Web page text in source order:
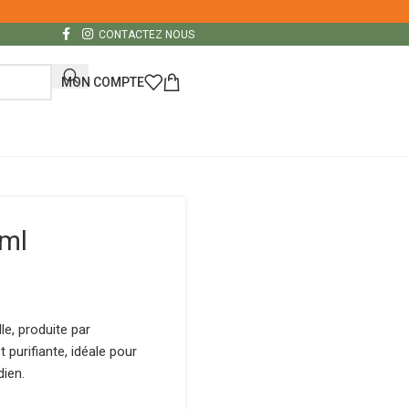
CONTACTEZ NOUS
MON COMPTE
produite par
purifiante, idéale pour